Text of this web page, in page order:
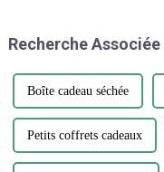
Recherche Associée
Boîte cadeau séchée
Petits coffrets cadeaux